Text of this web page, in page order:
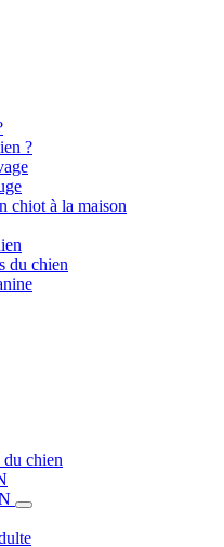
?
chiot à la maison
du chien
du chien